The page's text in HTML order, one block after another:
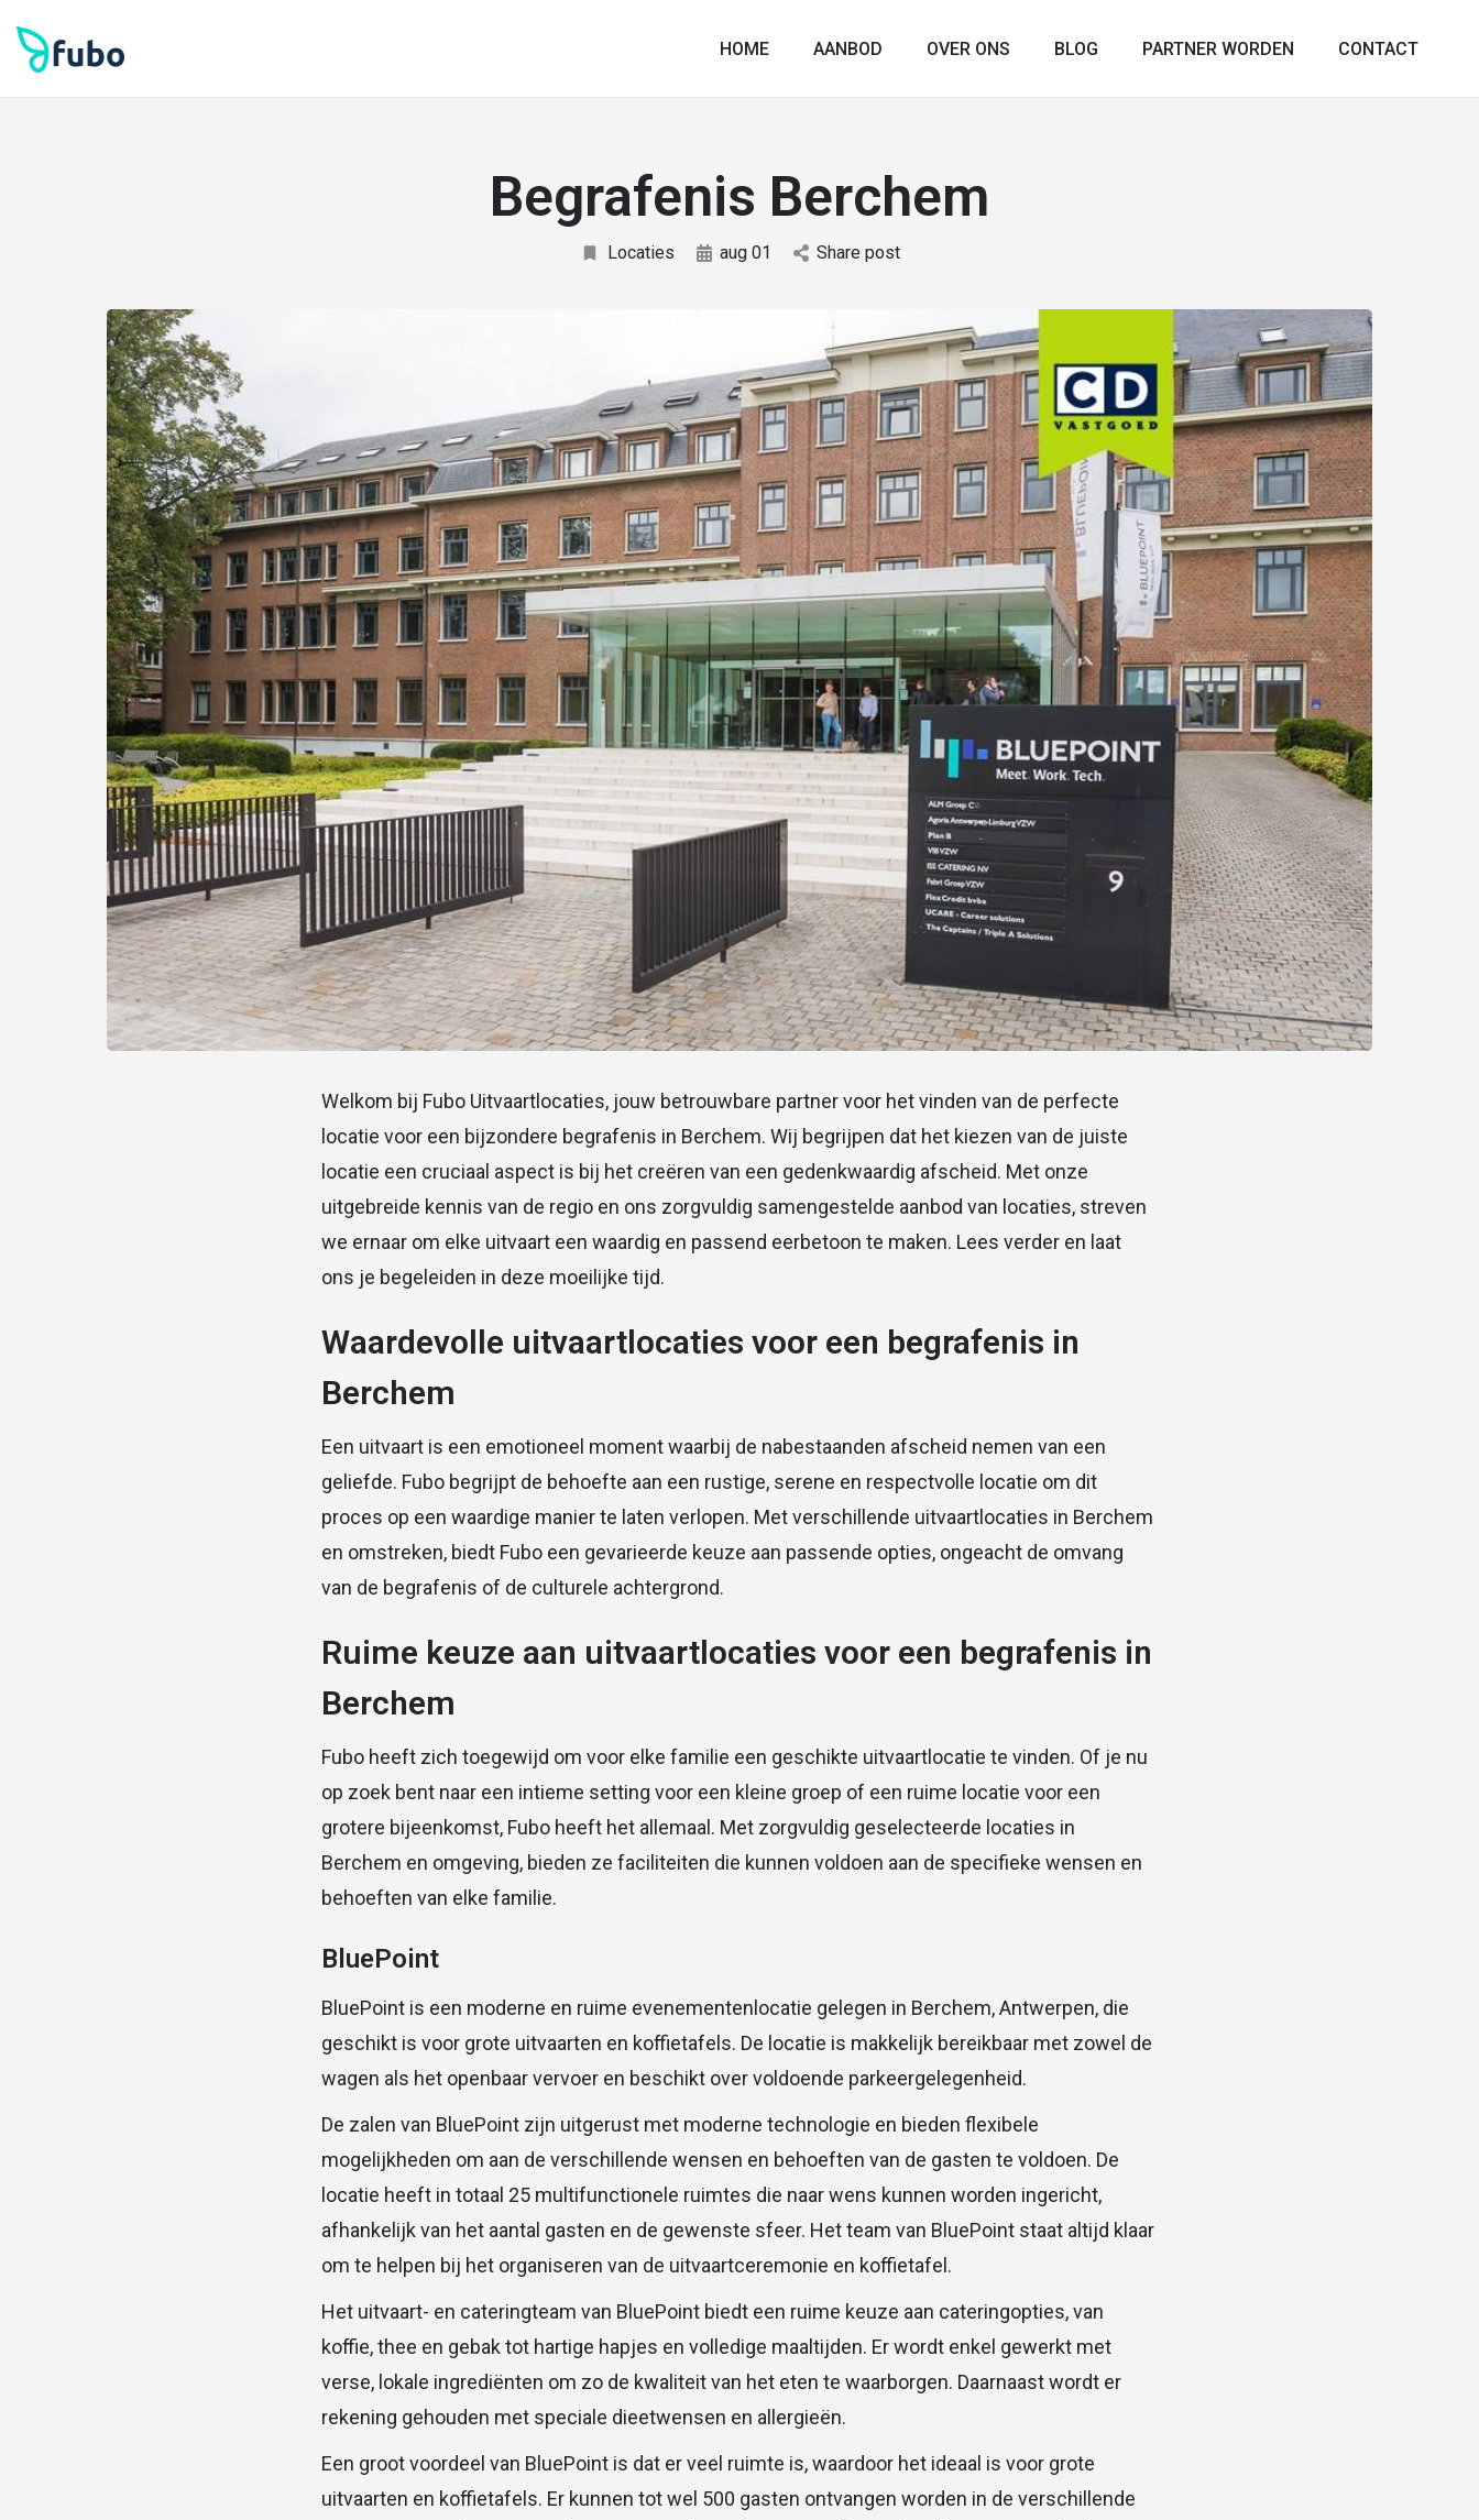
HOME AANBOD OVER ONS BLOG PARTNER WORDEN CONTACT
Begrafenis Berchem
Locaties aug 01 Share post
Welkom bij Fubo Uitvaartlocaties, jouw betrouwbare partner voor het vinden van de perfecte
locatie voor een bijzondere begrafenis in Berchem. Wij begrijpen dat het kiezen van de juiste
locatie een cruciaal aspect is bij het creëren van een gedenkwaardig afscheid. Met onze
uitgebreide kennis van de regio en ons zorgvuldig samengestelde aanbod van locaties, streven
we ernaar om elke uitvaart een waardig en passend eerbetoon te maken. Lees verder en laat
ons je begeleiden in deze moeilijke tijd.
Waardevolle uitvaartlocaties voor een begrafenis in
Berchem
Een uitvaart is een emotioneel moment waarbij de nabestaanden afscheid nemen van een
geliefde. Fubo begrijpt de behoefte aan een rustige, serene en respectvolle locatie om dit
proces op een waardige manier te laten verlopen. Met verschillende uitvaartlocaties in Berchem
en omstreken, biedt Fubo een gevarieerde keuze aan passende opties, ongeacht de omvang
van de begrafenis of de culturele achtergrond.
Ruime keuze aan uitvaartlocaties voor een begrafenis in
Berchem
Fubo heeft zich toegewijd om voor elke familie een geschikte uitvaartlocatie te vinden. Of je nu
op zoek bent naar een intieme setting voor een kleine groep of een ruime locatie voor een
grotere bijeenkomst, Fubo heeft het allemaal. Met zorgvuldig geselecteerde locaties in
Berchem en omgeving, bieden ze faciliteiten die kunnen voldoen aan de specifieke wensen en
behoeften van elke familie.
BluePoint
BluePoint is een moderne en ruime evenementenlocatie gelegen in Berchem, Antwerpen, die
geschikt is voor grote uitvaarten en koffietafels. De locatie is makkelijk bereikbaar met zowel de
wagen als het openbaar vervoer en beschikt over voldoende parkeergelegenheid.
De zalen van BluePoint zijn uitgerust met moderne technologie en bieden flexibele
mogelijkheden om aan de verschillende wensen en behoeften van de gasten te voldoen. De
locatie heeft in totaal 25 multifunctionele ruimtes die naar wens kunnen worden ingericht,
afhankelijk van het aantal gasten en de gewenste sfeer. Het team van BluePoint staat altijd klaar
om te helpen bij het organiseren van de uitvaartceremonie en koffietafel.
Het uitvaart- en cateringteam van BluePoint biedt een ruime keuze aan cateringopties, van
koffie, thee en gebak tot hartige hapjes en volledige maaltijden. Er wordt enkel gewerkt met
verse, lokale ingrediënten om zo de kwaliteit van het eten te waarborgen. Daarnaast wordt er
rekening gehouden met speciale dieetwensen en allergieën.
Een groot voordeel van BluePoint is dat er veel ruimte is, waardoor het ideaal is voor grote
uitvaarten en koffietafels. Er kunnen tot wel 500 gasten ontvangen worden in de verschillende